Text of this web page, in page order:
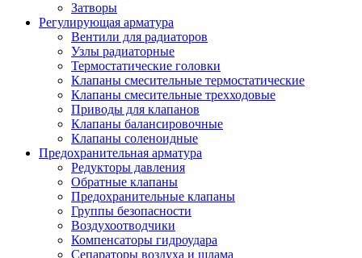
Затворы
Регулирующая арматура
Вентили для радиаторов
Узлы радиаторные
Термостатические головки
Клапаны смесительные термостатические
Клапаны смесительные трехходовые
Приводы для клапанов
Клапаны балансировочные
Клапаны соленоидные
Предохранительная арматура
Редукторы давления
Обратные клапаны
Предохранительные клапаны
Группы безопасности
Воздухоотводчики
Компенсаторы гидроудара
Сепараторы воздуха и шлама